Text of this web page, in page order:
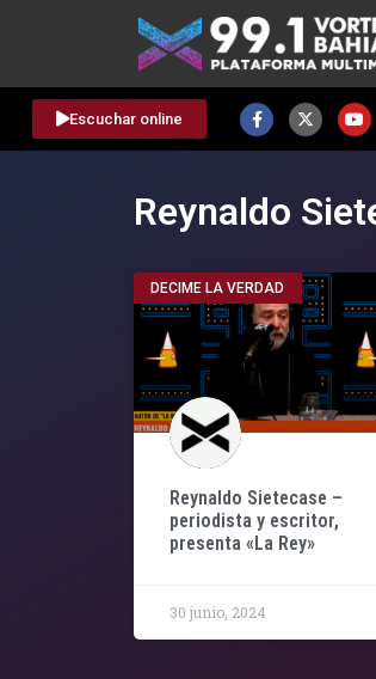
Escuchar online
Reynaldo
DECIME LA VERDAD
Reynaldo Sietecase –
periodista y escritor,
presenta «La Rey»
30 junio, 2024